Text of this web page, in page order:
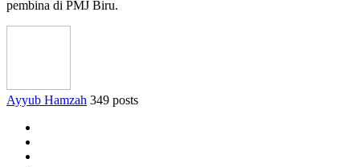
pembina di PMJ Biru.
Ayyub Hamzah 349 posts